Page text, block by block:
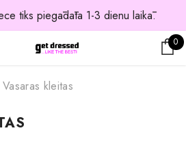
tiks piegādāta 1-3 dienu laikā.
00
Vasaras kleitas